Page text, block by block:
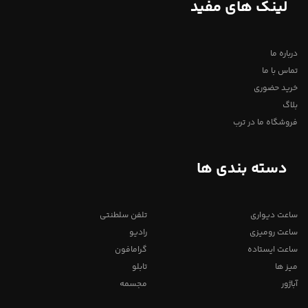
لینک های مفید
درباره ما
تماس با ما
خرید حضوری
بلاگ
فروشگاه ما در ترب
دسته بندی ها
ساعت دیواری
ساعت رومیزی
ساعت ایستاده
میز ها
آباژور
تلفن سلطنتی
رادیو
گرامافون
تابلو
مجسمه